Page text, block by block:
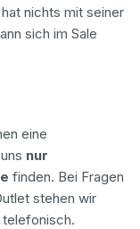
nichts mit seiner
sich im Sale
eine
nur
finden. Bei Fragen
stehen wir
telefonisch.